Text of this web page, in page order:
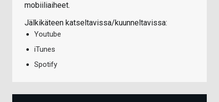
mobiiliaiheet.
Jälkikäteen katseltavissa/kuunneltavissa:
Youtube
iTunes
Spotify